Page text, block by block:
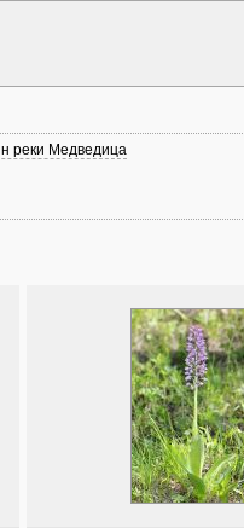
реки Медведица